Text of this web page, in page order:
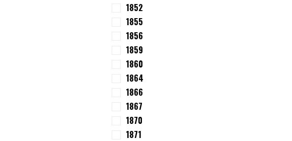
1852
1855
1856
1859
1860
1864
1866
1867
1870
1871